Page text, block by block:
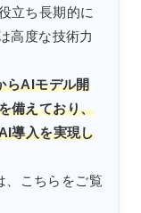
立ち長期的に
高度な技術力
らAIモデル開
備えており、
導入を実現し
、こちらをご覧